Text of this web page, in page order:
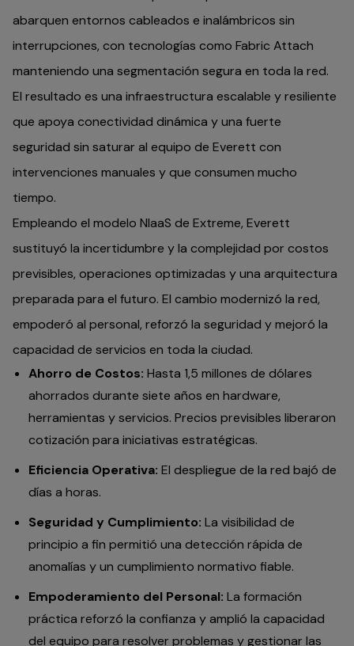
abarquen entornos cableados e inalámbricos sin
interrupciones, con tecnologías como Fabric Attach
manteniendo una segmentación segura en toda la red.
El resultado es una infraestructura escalable y resiliente
que apoya conectividad dinámica y una fuerte
seguridad sin saturar al equipo de Everett con
intervenciones manuales y que consumen mucho
tiempo.
Empleando el modelo NIaaS de Extreme, Everett
sustituyó la incertidumbre y la complejidad por costos
previsibles, operaciones optimizadas y una arquitectura
preparada para el futuro. El cambio modernizó la red,
empoderó al personal, reforzó la seguridad y mejoró la
capacidad de servicios en toda la ciudad.
Ahorro de Costos: Hasta 1,5 millones de dólares
ahorrados durante siete años en hardware,
herramientas y servicios. Precios previsibles liberaron
cotización para iniciativas estratégicas.
Eficiencia Operativa: El despliegue de la red bajó de
días a horas.
Seguridad y Cumplimiento: La visibilidad de
principio a fin permitió una detección rápida de
anomalías y un cumplimiento normativo fiable.
Empoderamiento del Personal: La formación
práctica reforzó la confianza y amplió la capacidad
del equipo para resolver problemas y gestionar las